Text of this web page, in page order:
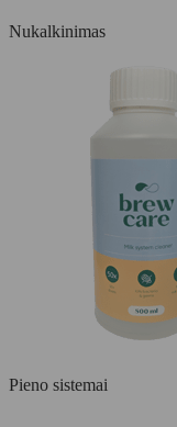
Nukalkinimas
Pieno sistemai